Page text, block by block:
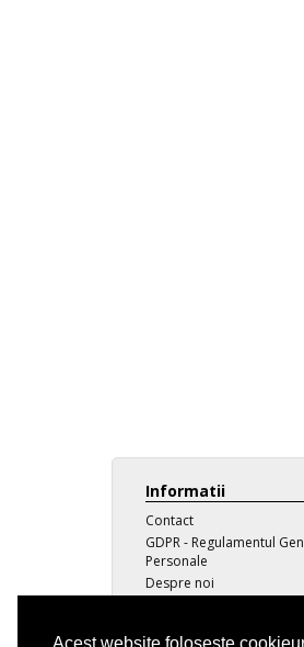
Acest website foloseste
Informatii
Contact
GDPR - Regulamentul
Personale
Despre noi